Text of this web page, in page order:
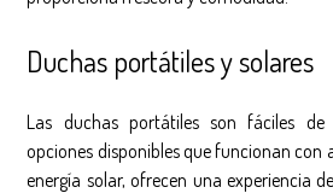
Duchas portátiles y solares
Las duchas portátiles son fáciles
opciones disponibles que funcionan con
energía solar, ofrecen una experiencia